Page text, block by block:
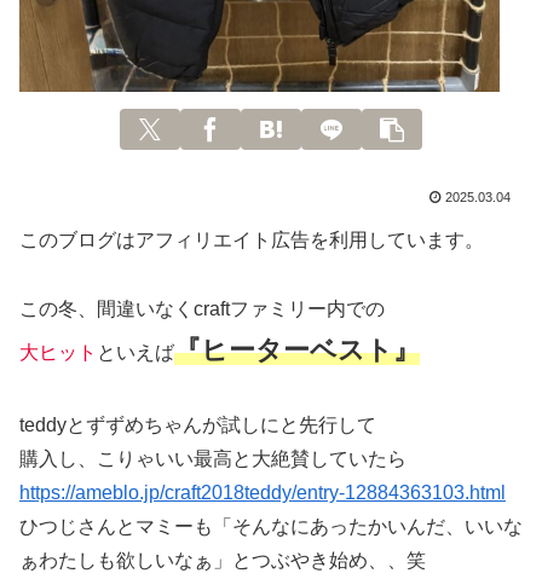
2025.03.04
このブログはアフィリエイト広告を利用しています。
この冬、間違いなくcraftファミリー内での
大ヒット といえば『ヒーターベスト』
teddyとずずめちゃんが試しにと先行して
購入し、こりゃいい最高と大絶賛していたら
https://ameblo.jp/craft2018teddy/entry-12884363103.html
ひつじさんとマミーも「そんなにあったかいんだ、いいな
ぁわたしも欲しいなぁ」とつぶやき始め、、笑